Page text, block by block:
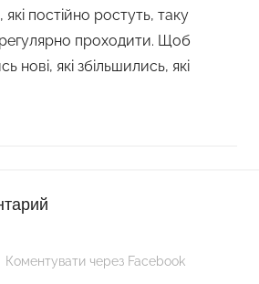
які постійно ростуть, таку
проходити. Щоб
нові, які збільшились, які
Коментувати через Facebook